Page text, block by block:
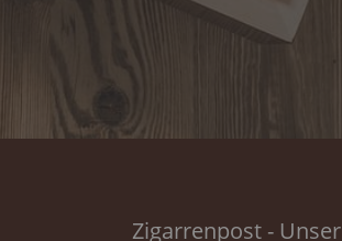
Zigarrenpost - Unser